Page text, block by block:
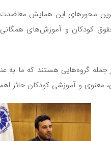
محورهای این همایش معاضدت
کودکان و آموزش‌های
گروه‌هایی هستند که ما به
معنوی و آموزشی کودکان حائز